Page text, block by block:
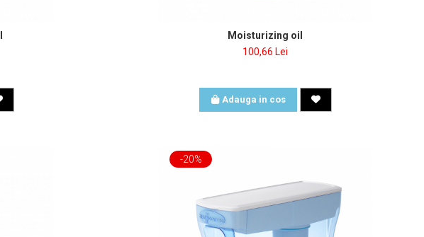
Moisturizing oil
100,66 Lei
Adauga in cos
-20%